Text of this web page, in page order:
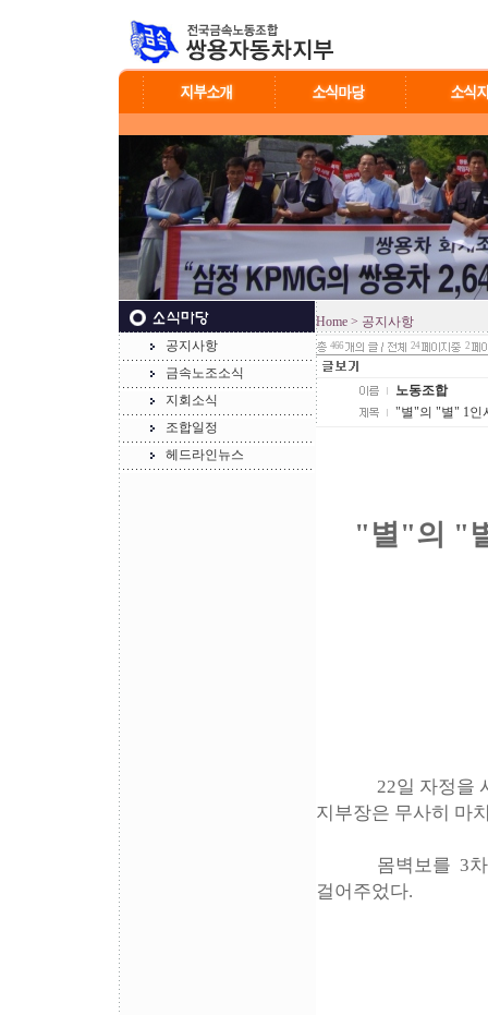
공지사항
금속노조소식
지회소식
조합일정
헤드라인뉴스
Home > 공지사항
466 24 2
노동조합
"별"의 "별" 1인
"별"의 "
22일 자정을 시작
지부장은 무사히 마
몸벽보를 3차 1인
걸어주었다.